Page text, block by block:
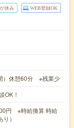
休み WEB登録OK
）休憩60分 ※残業少
OK！
円 ※時給換算 時給
）